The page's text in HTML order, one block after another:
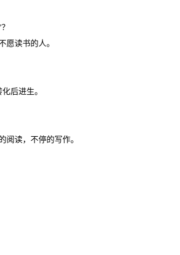
愿读书的人。
后进生。
阅读，不停的写作。